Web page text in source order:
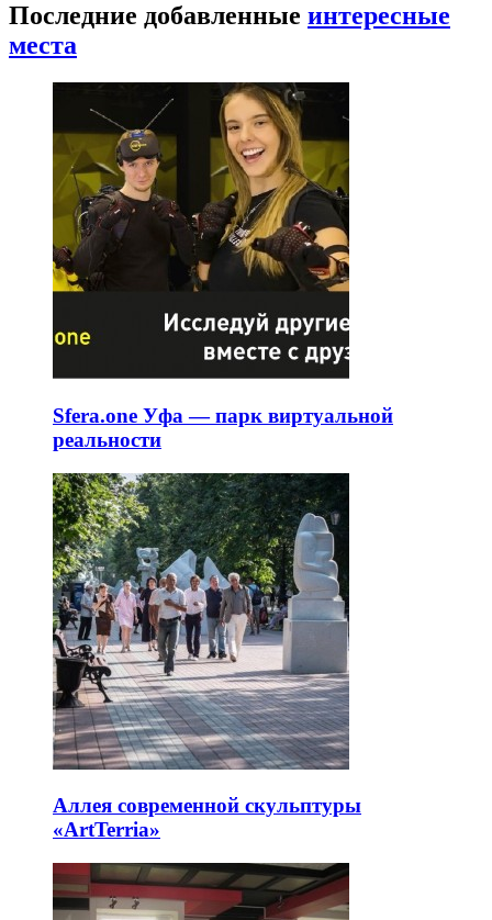
Последние добавленные интересные
места
Sfera.one Уфа — парк виртуальной
реальности
Аллея современной скульптуры
«ArtTerria»